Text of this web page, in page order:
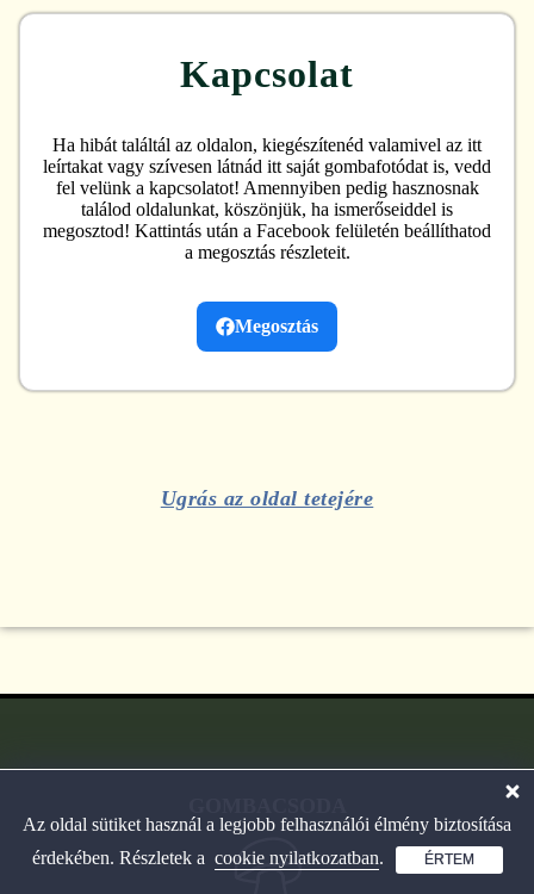
Kapcsolat
Ha hibát találtál az oldalon, kiegészítenéd valamivel az itt
leírtakat vagy szívesen látnád itt saját gombafotódat is, vedd
fel velünk a kapcsolatot! Amennyiben pedig hasznosnak
találod oldalunkat, köszönjük, ha ismerőseiddel is
megosztod! Kattintás után a Facebook felületén beállíthatod
a megosztás részleteit.
Megosztás
Ugrás az oldal tetejére
Az oldal sütiket használ a legjobb felhasználói élmény biztosítása
érdekében. Részletek a cookie nyilatkozatban. ÉRTEM